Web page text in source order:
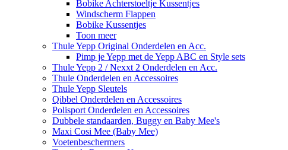
Bobike Achterstoeltje Kussentjes
Windscherm Flappen
Bobike Kussentjes
Toon meer
Thule Yepp Original Onderdelen en Acc.
Pimp je Yepp met de Yepp ABC en Style sets
Thule Yepp 2 / Nexxt 2 Onderdelen en Acc.
Thule Onderdelen en Accessoires
Thule Yepp Sleutels
Qibbel Onderdelen en Accessoires
Polisport Onderdelen en Accessoires
Dubbele standaarden, Buggy en Baby Mee's
Maxi Cosi Mee (Baby Mee)
Voetenbeschermers